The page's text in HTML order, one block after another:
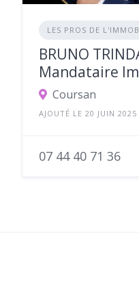
LES PROS DE
BRUNO
Mandataire
Coursan
AJOUTÉ LE 20 JUIN 2025
07 44 40 71 36